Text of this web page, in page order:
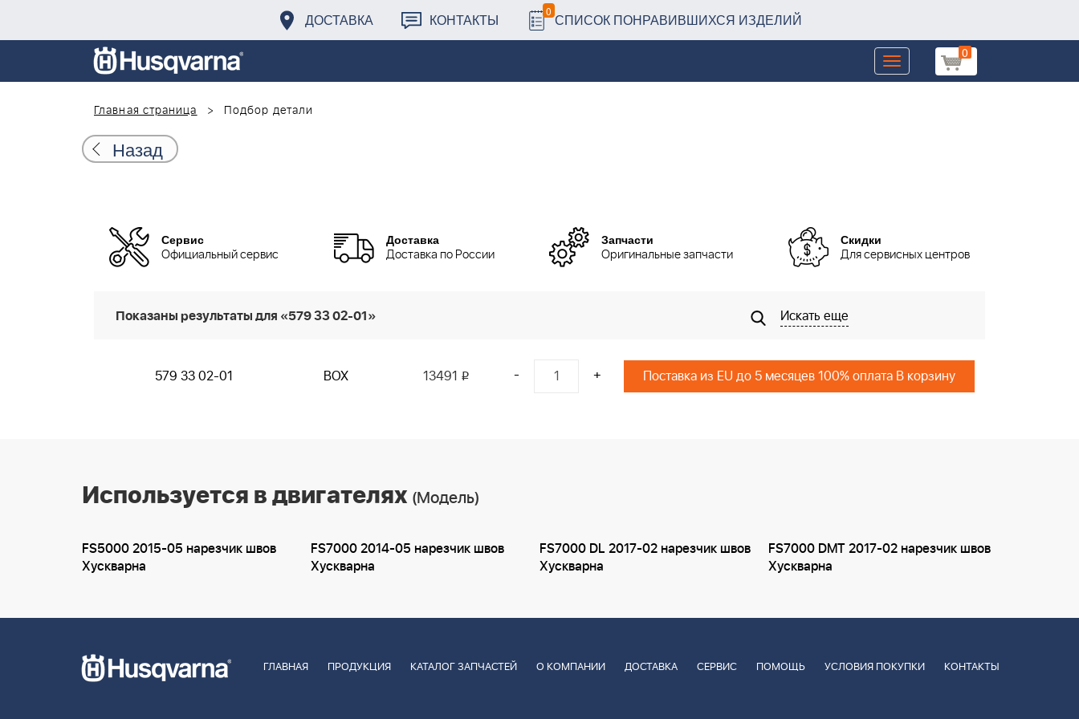
ДОСТАВКА КОНТАКТЫ 0 СПИСОК ПОНРАВИВШИХСЯ ИЗДЕЛИЙ
0
Toggle
navigation
Главная страница
Подбор детали
Назад
Сервис
Официальный сервис
Доставка
Доставка по России
Запчасти
Оригинальные запчасти
Скидки
Для сервисных центров
Показаны результаты для «579 33 02-01» Искать еще
579 33 02-01 BOX 13491 i - + Поставка из EU до 5 месяцев 100% оплата В корзину
Используется в двигателях (Модель)
FS5000 2015-05 нарезчик швов
Хускварна
FS7000 2014-05 нарезчик швов
Хускварна
FS7000 DL 2017-02 нарезчик швов
Хускварна
FS7000 DMT 2017-02 нарезчик швов
Хускварна
ГЛАВНАЯ ПРОДУКЦИЯ КАТАЛОГ ЗАПЧАСТЕЙ О КОМПАНИИ ДОСТАВКА СЕРВИС ПОМОЩЬ УСЛОВИЯ ПОКУПКИ КОНТАКТЫ